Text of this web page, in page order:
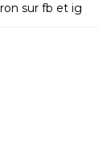
sur fb et ig